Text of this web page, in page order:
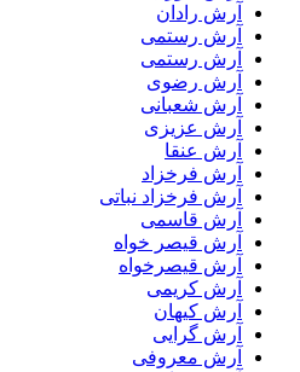
آرش رادان
آرش رستمى
آرش رستمی
آرش رضوی
آرش شعبانی
آرش عزیزی
آرش عنقا
آرش فرخزاد
آرش فرخزاد نباتی
آرش قاسمی
آرش قیصر خواه
آرش قیصرخواه
آرش کریمی
آرش کیهان
آرش گرایی
آرش معروفی